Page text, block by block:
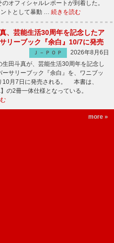
のオフィシャルレポートが到着した。
トとして暴動 … 続きを読む
、芸能生活30周年を記念したア
リーブック『余白』10/7に発売
Ｊ－ＰＯＰ
2026年8月6日
田斗真が、芸能生活30周年を記念し
ーサリーブック『余白』を、ワニブッ
10月7日に発売される。 本書は、
の2冊一体仕様となっている。
more »